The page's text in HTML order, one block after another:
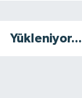
Yükleniyor...